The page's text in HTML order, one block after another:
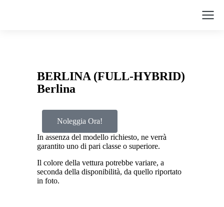
BERLINA (FULL-HYBRID)
Berlina
Noleggia Ora!
In assenza del modello richiesto, ne verrà
garantito uno di pari classe o superiore.
Il colore della vettura potrebbe variare, a
seconda della disponibilità, da quello riportato
in foto.